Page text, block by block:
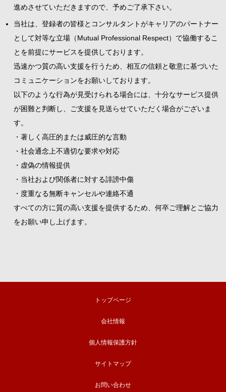
進めさせていただきますので、予めご了承下さい。
当社は、登録者の皆様とコンサルタントがキャリアのパートナー
として対等な立場（Mutual Professional Respect）で協働するこ
とを前提にサービスを提供しております。
迅速かつ質の高い支援を行うため、相互の信頼と敬意に基づいた
コミュニケーションをお願いしております。
以下のような行為が見受けられる場合には、十分なサービス提供
が困難と判断し、ご支援を見送らせていただく場合がございま
す。
・著しく高圧的または威圧的な言動
・社会通念上不適切な要求や対応
・虚偽の情報提供
・当社および関係者に対する誹謗中傷
・度重なる無断キャンセルや連絡不通
すべての方に質の高い支援を提供するため、何卒ご理解とご協力
をお願い申し上げます。
トップページ
会社情報
個人情報保護方針
サイトマップ
お問い合わせ